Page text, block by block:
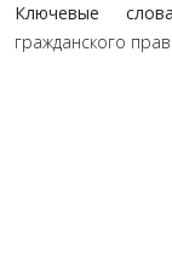
Ключевые
гражданского